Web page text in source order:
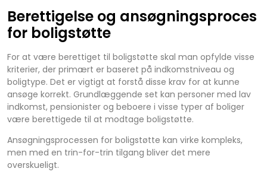
Berettigelse og ansøgningsproces
for boligstøtte
For at være berettiget til boligstøtte skal man opfylde visse
kriterier, der primært er baseret på indkomstniveau og
boligtype. Det er vigtigt at forstå disse krav for at kunne
ansøge korrekt. Grundlæggende set kan personer med lav
indkomst, pensionister og beboere i visse typer af boliger
være berettigede til at modtage boligstøtte.
Ansøgningsprocessen for boligstøtte kan virke kompleks,
men med en trin-for-trin tilgang bliver det mere
overskueligt.